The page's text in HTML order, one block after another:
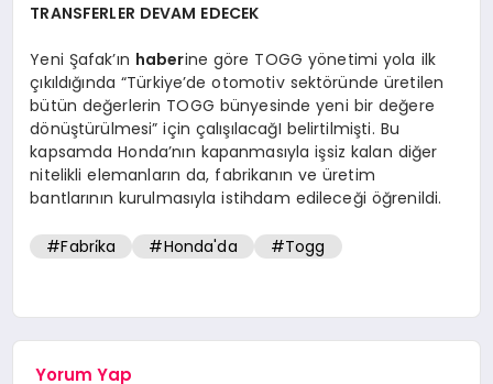
TRANSFERLER DEVAM EDECEK
Yeni Şafak’ın haberine göre TOGG yönetimi yola ilk
çıkıldığında “Türkiye’de otomotiv sektöründe üretilen
bütün değerlerin TOGG bünyesinde yeni bir değere
dönüştürülmesi” için çalışılacağI belirtilmişti. Bu
kapsamda Honda’nın kapanmasıyla işsiz kalan diğer
nitelikli elemanların da, fabrikanın ve üretim
bantlarının kurulmasıyla istihdam edileceği öğrenildi.
#Fabri̇ka #Honda'da #Togg
Yorum Yap